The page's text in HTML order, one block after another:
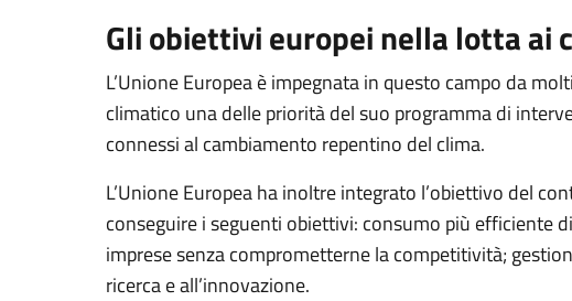
Gli obiettivi europei nella lotta ai
L’Unione Europea è impegnata in questo campo da
climatico una delle priorità del suo programma di
connessi al cambiamento repentino del clima.
L’Unione Europea ha inoltre integrato l’obiettivo del
conseguire i seguenti obiettivi: consumo più efficiente
imprese senza comprometterne la competitività;
ricerca e all’innovazione.